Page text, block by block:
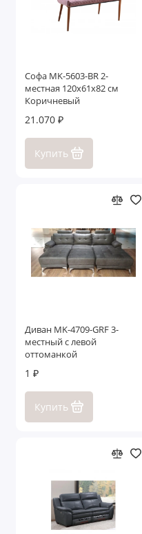
Софа MK-5603-BR 2-
местная 120х61х82 см
Коричневый
21.070 ₽
Купить
Диван MK-4709-GRF 3-
местный с левой
оттоманкой
1 ₽
Купить